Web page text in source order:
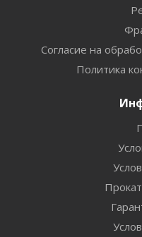
Согласие на
Политика